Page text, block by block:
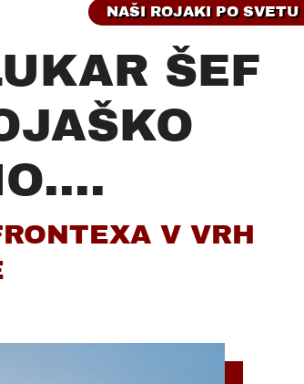
NAŠI ROJAKI PO SVETU
ŠEF
V VRH